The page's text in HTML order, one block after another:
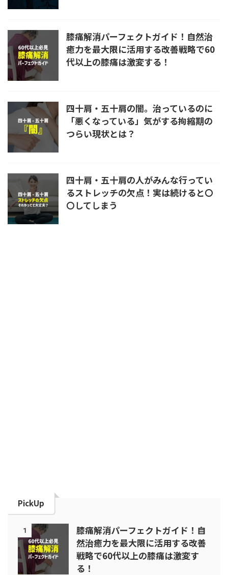
膝痛解消パーフェクトガイド！自然治
癒力を最大限に活用する改善戦略で60
代以上の膝痛は激変する！
四十肩・五十肩の闇。治っているのに
「悪くなっている」気がする拘縮期の
つらい現状とは？
四十肩・五十肩の人がみんな行ってい
るストレッチの欠点！実は続けると〇
〇してしまう
PickUp
1
膝痛解消パーフェクトガイド！自
然治癒力を最大限に活用する改善
戦略で60代以上の膝痛は激変す
る！